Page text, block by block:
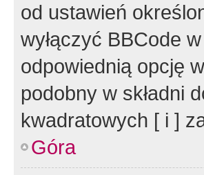
od ustawień
wyłączyć BBCode
odpowiednią opcję
podobny w składni
kwadratowych [ i ]
Góra